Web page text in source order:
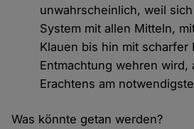
unwahrscheinlich, weil
System mit allen Mitteln,
Klauen bis hin mit scharfer
Entmachtung wehren wird,
Erachtens am
Was könnte getan werden?